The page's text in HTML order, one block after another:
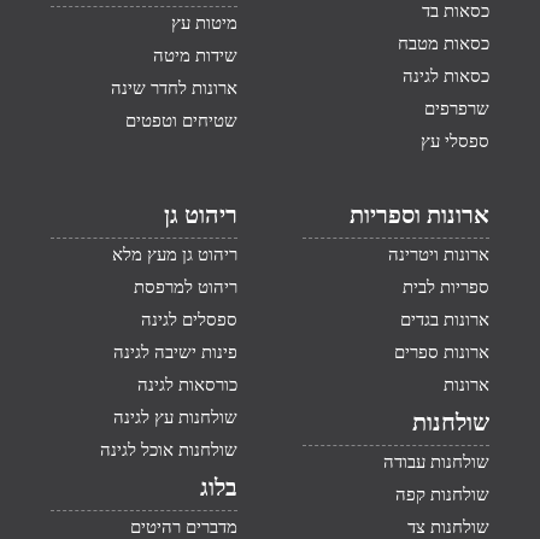
כסאות בד
כסאות מטבח
כסאות לגינה
שרפרפים
ספסלי עץ
מיטות עץ
שידות מיטה
ארונות לחדר שינה
שטיחים וטפטים
ארונות וספריות
ארונות ויטרינה
ספריות לבית
ארונות בגדים
ארונות ספרים
ארונות
שולחנות
שולחנות עבודה
שולחנות קפה
שולחנות צד
ריהוט גן
ריהוט גן מעץ מלא
ריהוט למרפסת
ספסלים לגינה
פינות ישיבה לגינה
כורסאות לגינה
שולחנות עץ לגינה
שולחנות אוכל לגינה
בלוג
מדברים רהיטים